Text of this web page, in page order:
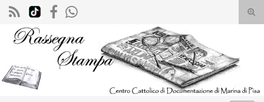
il
Search for: